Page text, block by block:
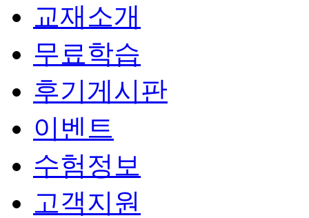
교재소개
무료학습
후기게시판
이벤트
수험정보
고객지원